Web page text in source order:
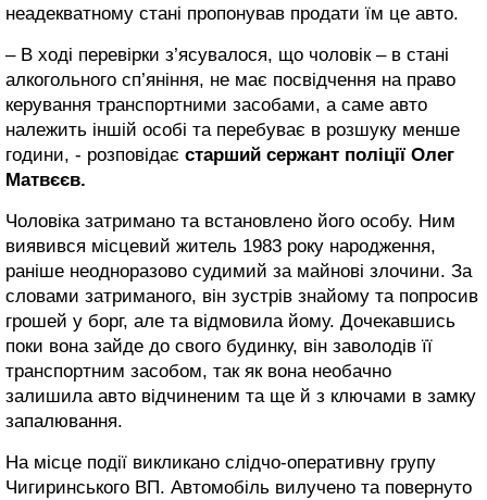
неадекватному стані пропонував продати їм це авто.
– В ході перевірки з’ясувалося, що чоловік – в стані
алкогольного сп’яніння, не має посвідчення на право
керування транспортними засобами, а саме авто
належить іншій особі та перебуває в розшуку менше
години, - розповідає старший сержант поліції Олег
Матвєєв.
Чоловіка затримано та встановлено його особу. Ним
виявився місцевий житель 1983 року народження,
раніше неодноразово судимий за майнові злочини. За
словами затриманого, він зустрів знайому та попросив
грошей у борг, але та відмовила йому. Дочекавшись
поки вона зайде до свого будинку, він заволодів її
транспортним засобом, так як вона необачно
залишила авто відчиненим та ще й з ключами в замку
запалювання.
На місце події викликано слідчо-оперативну групу
Чигиринського ВП. Автомобіль вилучено та повернуто